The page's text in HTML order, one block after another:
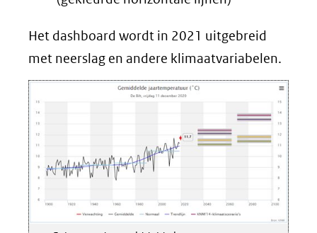
Het dashboard wordt in 2021 uitgebreid
met neerslag en andere klimaatvariabelen.